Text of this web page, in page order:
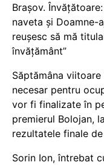
Brașov.
naveta și Doamne-
reușesc să mă
învățământ”
Săptămâna
necesar pentru
vor fi finalizate în
premierul Bolojan,
rezultatele finale
Sorin Ion, întrebat